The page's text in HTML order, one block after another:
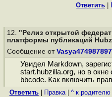
Ответить
12. "Релиз открытой
платформы публикаций
Сообщение от Vasya474987897
Увидел Markdown,
start.hubzilla.org, но в окне
bbcode. Как включить
Ответить Правка| ^ к родителю